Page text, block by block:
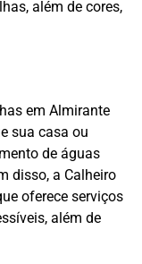
além de cores,
em Almirante
sua casa ou
de águas
disso, a Calheiro
oferece serviços
além de